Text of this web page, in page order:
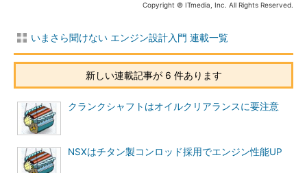
Copyright © ITmedia, Inc. All Rights Reserved.
いまさら聞けない エンジン設計入門 連載一覧
新しい連載記事が 6 件あります
クランクシャフトはオイルクリアランスに要注意
NSXはチタン製コンロッド採用でエンジン性能UP